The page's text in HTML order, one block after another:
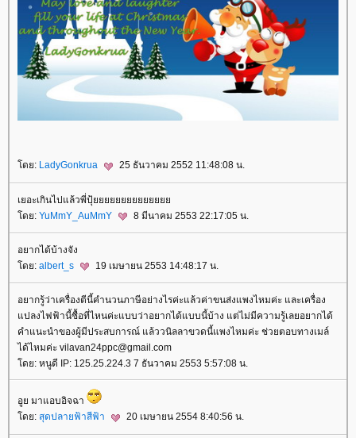
ดย: LadyGonkrua 25 ธันวาคม 2552 11:48:08 น.
เยอะเกินไปแล้วพี่ปุ้
ดย: YuMmY_AuMmY 8 มีนาคม 2553 22:17:05 น.
อยากได้บ้างจัง
ดย: albert_s 19 เมษายน 2553 14:48:17 น.
อยากรู้ว่าเครื่องตีนี้คำนวนภาษีอย่างไรค่ะแล้วค่าขนส่งแพงไหมค่ะ และเครื่อง
ปลงไฟฟ้านี้ซื้อที่ไหนค่ะแบบว่าอยากได้แบบนี้บ้าง แต่ไม่มีความรู้เลยอยากได้
คำแนะนำของผู้มีประสบการณ์ แล้ววนิลลาขวดนี้แพงไหมค่ะ ช่วยตอบทางเมล์
ได้ไหมค่ะ vilavan24ppc@gmail.com
ดย: หนูดี IP: 125.25.224.3 7 ธันวาคม 2553 5:57:08 น.
อูย มาแอบอิจฉา
ดย: สุดปลายฟ้าสีฟ้า 20 เมษายน 2554 8:40:56 น.